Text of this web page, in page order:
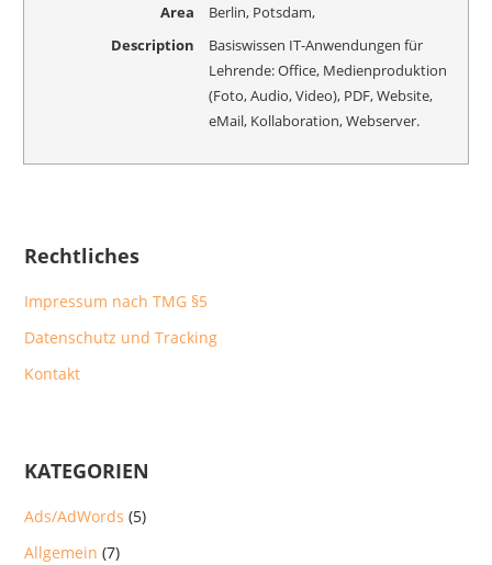
Area
Berlin, Potsdam,
Description
Basiswissen IT-Anwendungen für
Lehrende: Office, Medienproduktion
(Foto, Audio, Video), PDF, Website,
eMail, Kollaboration, Webserver.
Rechtliches
Impressum nach TMG §5
Datenschutz und Tracking
Kontakt
KATEGORIEN
Ads/AdWords (5)
Allgemein (7)